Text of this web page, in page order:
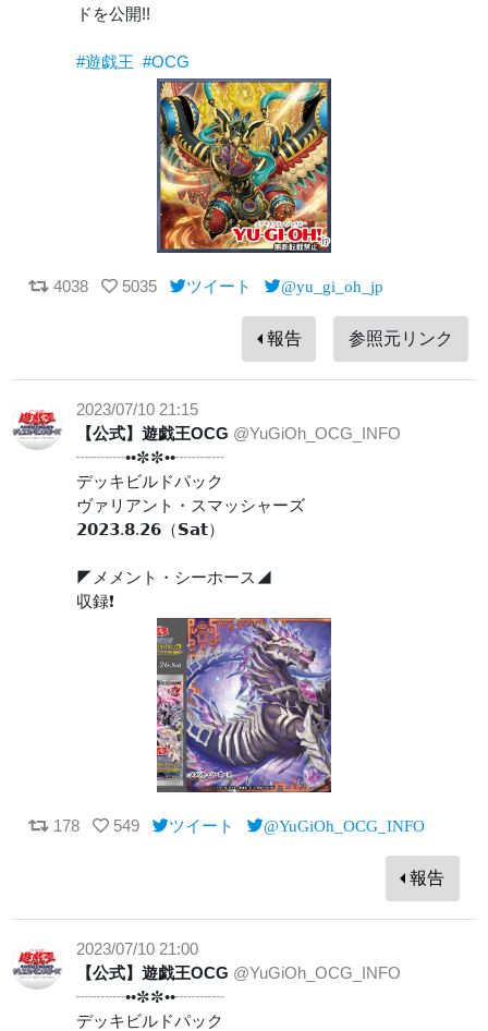
ドを公開!!
#遊戯王 #OCG
4038 5035 ツイート @yu_gi_oh_jp
報告 参照元リンク
2023/07/10 21:15
【公式】遊戯王OCG @YuGiOh_OCG_INFO
┈┈┈••✼✼••┈┈┈
デッキビルドパック
ヴァリアント・スマッシャーズ
𝟮𝟬𝟮𝟯.𝟴.𝟮𝟲（𝗦𝗮𝘁）
◤メメント・シーホース◢
収録❗️
178 549 ツイート @YuGiOh_OCG_INFO
報告
2023/07/10 21:00
【公式】遊戯王OCG @YuGiOh_OCG_INFO
┈┈┈••✼✼••┈┈┈
デッキビルドパック